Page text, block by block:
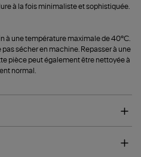
à la fois minimaliste et sophistiquée.
à une température maximale de 40°C.
sécher en machine. Repasser à une
pièce peut également être nettoyée à
normal.